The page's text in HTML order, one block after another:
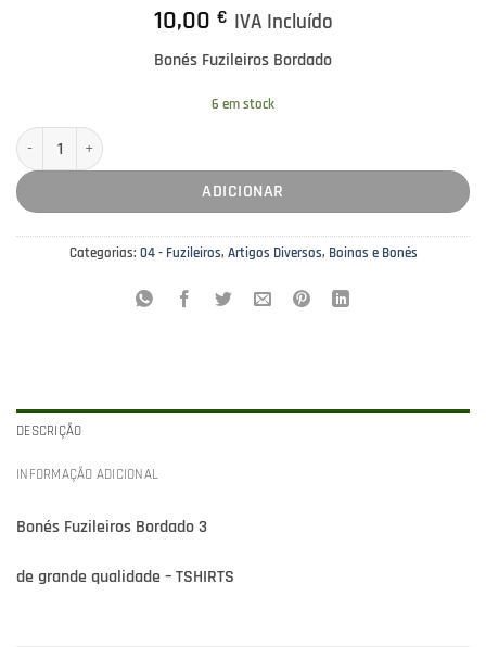
10,00 € IVA Incluído
Bonés Fuzileiros Bordado
6 em stock
Quantidade de Bonés Fuzileiros Bordado 3
ADICIONAR
Categorias: 04 - Fuzileiros, Artigos Diversos, Boinas e Bonés
DESCRIÇÃO
INFORMAÇÃO ADICIONAL
Bonés Fuzileiros Bordado 3
de grande qualidade – TSHIRTS